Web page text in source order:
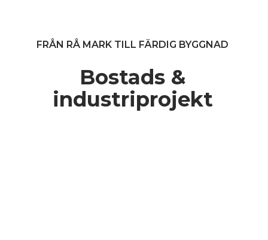
FRÅN RÅ MARK TILL FÄRDIG BYGGNAD
Bostads &
industriprojekt